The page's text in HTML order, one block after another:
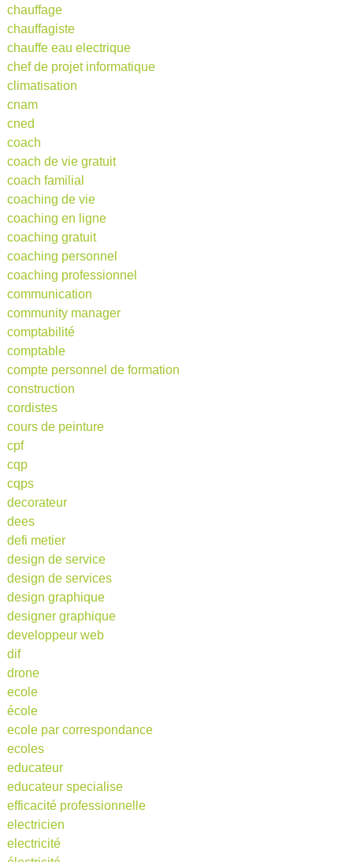
chauffage
chauffagiste
chauffe eau electrique
chef de projet informatique
climatisation
cnam
cned
coach
coach de vie gratuit
coach familial
coaching de vie
coaching en ligne
coaching gratuit
coaching personnel
coaching professionnel
communication
community manager
comptabilité
comptable
compte personnel de formation
construction
cordistes
cours de peinture
cpf
cqp
cqps
decorateur
dees
defi metier
design de service
design de services
design graphique
designer graphique
developpeur web
dif
drone
ecole
école
ecole par correspondance
ecoles
educateur
educateur specialise
efficacité professionnelle
electricien
electricité